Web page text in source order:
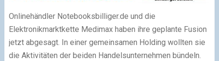
Onlinehändler Notebooksbilliger.de und die
Elektronikmarktkette Medimax haben ihre geplante Fusion
jetzt abgesagt. In einer gemeinsamen Holding wollten sie
die Aktivitäten der beiden Handelsunternehmen bündeln.